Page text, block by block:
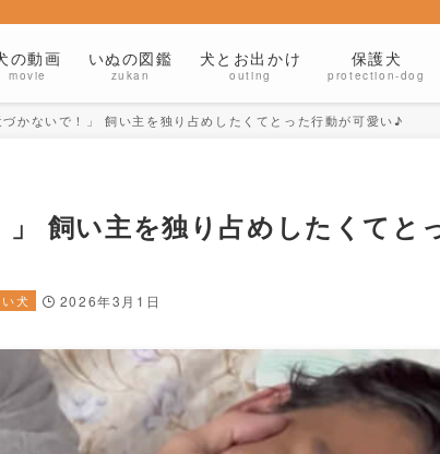
の動画
movie
いぬの図鑑
zukan
犬とお出かけ
outing
保護犬
protection-dog
かないで！」 飼い主を独り占めしたくてとった行動が可愛い♪
飼い主を独り占めしたくてと
犬 2026年3月1日